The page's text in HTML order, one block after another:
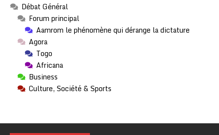
Débat Général
Forum principal
Aamrom le phénomène qui dérange la dictature
Agora
Togo
Africana
Business
Culture, Société & Sports